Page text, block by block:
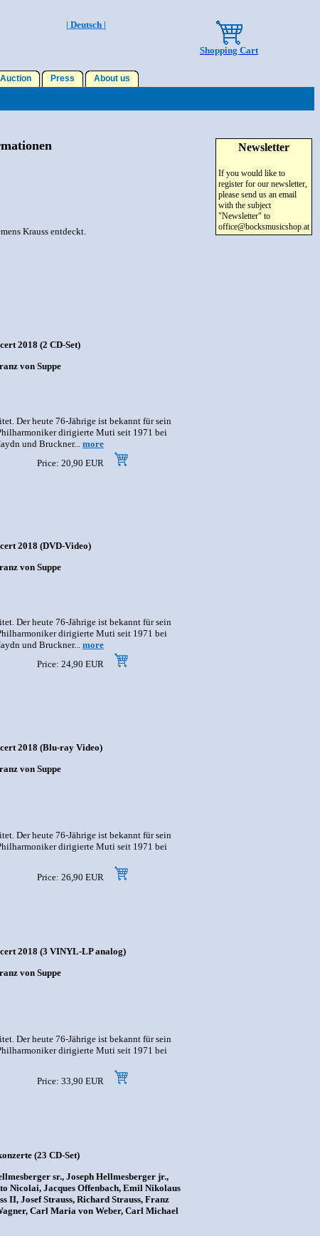
| Deutsch |
Shopping Cart
Auction Press About us
Krauss entdeckt.
2018 (2 CD-Set)
von Suppe
Der heute 76-Jährige ist bekannt für sein
dirigierte Muti seit 1971 bei
und Bruckner... more
Price: 20,90 EUR
2018 (DVD-Video)
von Suppe
Der heute 76-Jährige ist bekannt für sein
dirigierte Muti seit 1971 bei
und Bruckner... more
Price: 24,90 EUR
2018 (Blu-ray Video)
von Suppe
Der heute 76-Jährige ist bekannt für sein
dirigierte Muti seit 1971 bei
Price: 26,90 EUR
2018 (3 VINYL-LP analog)
von Suppe
Der heute 76-Jährige ist bekannt für sein
dirigierte Muti seit 1971 bei
Price: 33,90 EUR
(23 CD-Set)
sr., Joseph Hellmesberger jr.,
Nicolai, Jacques Offenbach, Emil Nikolaus
II, Josef Strauss, Richard Strauss, Franz
Carl Maria von Weber, Carl Michael
Newsletter
If you would like to
register for our newsletter,
please send us an email
with the subject
"Newsletter" to
office@bocksmusicshop.at